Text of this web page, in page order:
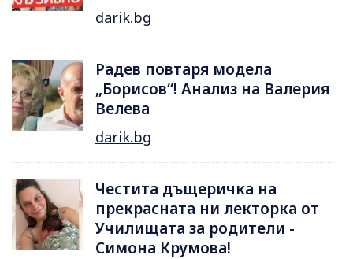
darik.bg
Радев повтаря модела
„Борисов“! Анализ на Валерия
Велева
darik.bg
Честита дъщеричка на
прекрасната ни лекторка от
Училищата за родители -
Симона Крумова!